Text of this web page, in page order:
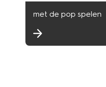
met de pop spelen